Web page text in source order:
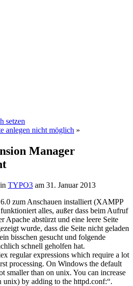
setzen
anlegen nicht möglich »
Manager
in TYPO3 am 31. Januar 2013
zum Anschauen installiert (XAMPP
alles, außer dass beim Aufruf
Apache abstürzt und eine leere Seite
wurde, dass die Seite nicht geladen
bisschen gesucht und folgende
schnell geholfen hat.
regular expressions which require a lot
processing. On Windows the default
smaller than on unix. You can increase
by adding to the httpd.conf:“.